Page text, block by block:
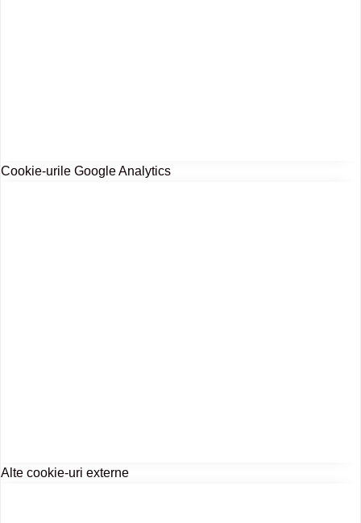
Cookie-urile Google Analytics
Alte cookie-uri externe